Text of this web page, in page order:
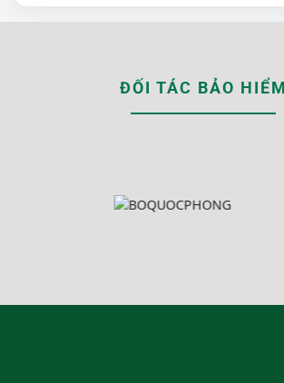
ĐỐI TÁC BẢO HIỂM